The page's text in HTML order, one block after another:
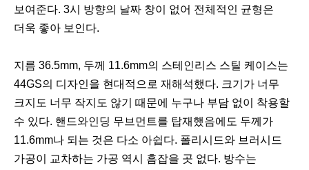
보여준다. 3시 방향의 날짜 창이 없어 전체적인 균형은
더욱 좋아 보인다.
지름 36.5mm, 두께 11.6mm의 스테인리스 스틸 케이스는
44GS의 디자인을 현대적으로 재해석했다. 크기가 너무
크지도 너무 작지도 않기 때문에 누구나 부담 없이 착용할
수 있다. 핸드와인딩 무브먼트를 탑재했음에도 두께가
11.6mm나 되는 것은 다소 아쉽다. 폴리시드와 브러시드
가공이 교차하는 가공 역시 흠잡을 곳 없다. 방수는